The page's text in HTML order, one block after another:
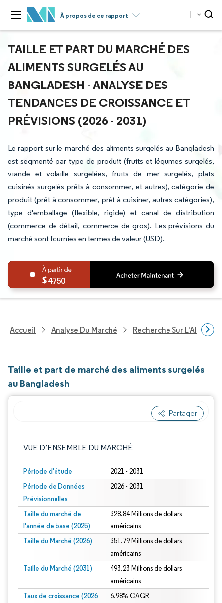
À propos de ce rapport
TAILLE ET PART DU MARCHÉ DES
ALIMENTS SURGELÉS AU
BANGLADESH - ANALYSE DES
TENDANCES DE CROISSANCE ET
PRÉVISIONS (2026 - 2031)
Le rapport sur le marché des aliments surgelés au Bangladesh
est segmenté par type de produit (fruits et légumes surgelés,
viande et volaille surgelées, fruits de mer surgelés, plats
cuisinés surgelés prêts à consommer, et autres), catégorie de
produit (prêt à consommer, prêt à cuisiner, autres catégories),
type d'emballage (flexible, rigide) et canal de distribution
(commerce de détail, commerce de gros). Les prévisions du
marché sont fournies en termes de valeur (USD).
4750
Accueil Analyse Du Marché Recherche Sur
Taille et part de marché des aliments surgelés
au Bangladesh
Partager
VUE D’ENSEMBLE DU MARCHÉ
Période d'étude 2021 - 2031
Période de Données
Prévisionnelles
2026 - 2031
Taille du marché de
l'année de base (2025)
328.84 Millions de dollars
américains
Taille du Marché (2026)
351.79 Millions de dollars
américains
Taille du Marché (2031)
493.23 Millions de dollars
américains
Taux de croissance (2026
6.98% CAGR